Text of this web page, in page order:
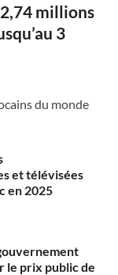
millions
3
du monde
et télévisées
en 2025
le prix public de